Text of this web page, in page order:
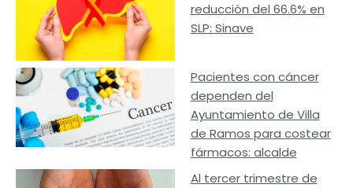
reducción del 66.6% en
SLP: Sinave
Pacientes con cáncer
dependen del
Ayuntamiento de Villa
de Ramos para costear
fármacos: alcalde
Al tercer trimestre de